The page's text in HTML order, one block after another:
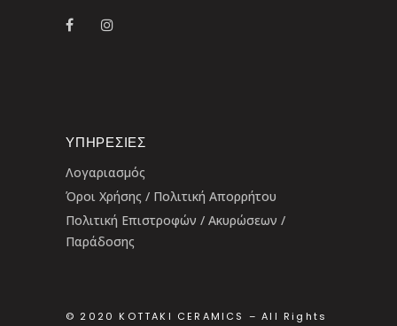
ΥΠΗΡΕΣΊΕΣ
Λογαριασμός
Όροι Χρήσης / Πολιτική Απορρήτου
Πολιτική Επιστροφών / Ακυρώσεων /
Παράδοσης
© 2020 KOTTAKI CERAMICS – All Rights